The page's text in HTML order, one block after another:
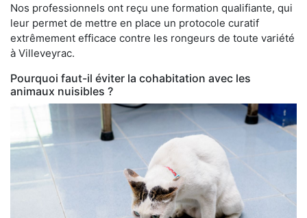
Nos professionnels ont reçu une formation qualifiante, qui
leur permet de mettre en place un protocole curatif
extrêmement efficace contre les rongeurs de toute variété
à Villeveyrac.
Pourquoi faut-il éviter la cohabitation avec les
animaux nuisibles ?